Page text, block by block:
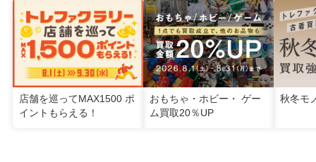
店舗を巡ってMAX1500 ポ
イントもらえる！
おもちゃ・ホビー・ ゲー
ム買取20％UP
秋冬モ